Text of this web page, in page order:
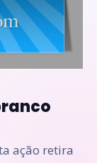
ação retira